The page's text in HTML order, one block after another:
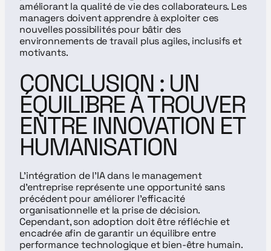
améliorant la qualité de vie des collaborateurs. Les
managers doivent apprendre à exploiter ces
nouvelles possibilités pour bâtir des
environnements de travail plus agiles, inclusifs et
motivants.
CONCLUSION : UN
ÉQUILIBRE À TROUVER
ENTRE INNOVATION ET
HUMANISATION
L’intégration de l’IA dans le management
d’entreprise représente une opportunité sans
précédent pour améliorer l’efficacité
organisationnelle et la prise de décision.
Cependant, son adoption doit être réfléchie et
encadrée afin de garantir un équilibre entre
performance technologique et bien-être humain.